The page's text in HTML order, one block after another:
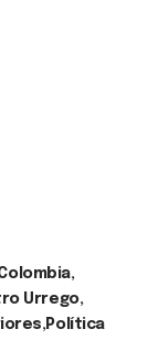
Urrego
Política